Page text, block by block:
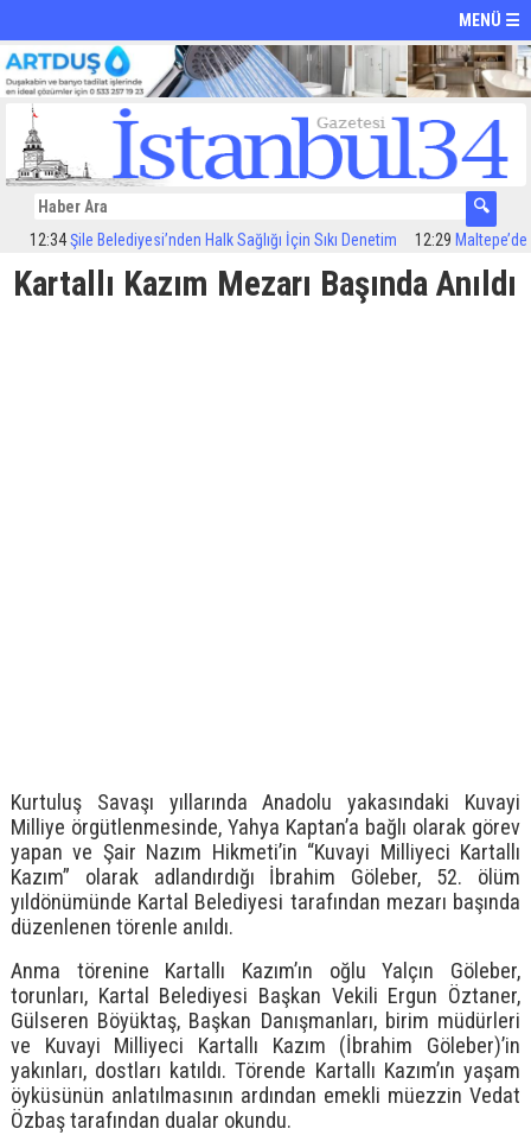
MENÜ ☰
Şile Belediyesi’nden Halk Sağlığı İçin Sıkı Denetim 12:29 Maltepe’de
Kartallı Kazım Mezarı Başında Anıldı
Kurtuluş Savaşı yıllarında Anadolu yakasındaki Kuvayi
Milliye örgütlenmesinde, Yahya Kaptan’a bağlı olarak görev
yapan ve Şair Nazım Hikmeti’in “Kuvayi Milliyeci Kartallı
Kazım” olarak adlandırdığı İbrahim Göleber, 52. ölüm
yıldönümünde Kartal Belediyesi tarafından mezarı başında
düzenlenen törenle anıldı.
Anma törenine Kartallı Kazım’ın oğlu Yalçın Göleber,
torunları, Kartal Belediyesi Başkan Vekili Ergun Öztaner,
Gülseren Böyüktaş, Başkan Danışmanları, birim müdürleri
ve Kuvayi Milliyeci Kartallı Kazım (İbrahim Göleber)’in
yakınları, dostları katıldı. Törende Kartallı Kazım’ın yaşam
öyküsünün anlatılmasının ardından emekli müezzin Vedat
Özbaş tarafından dualar okundu.